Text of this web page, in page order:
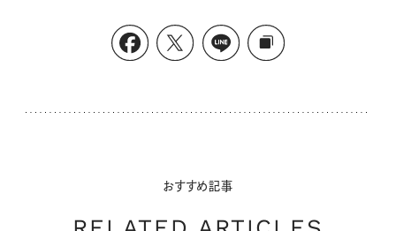
おすすめ記事